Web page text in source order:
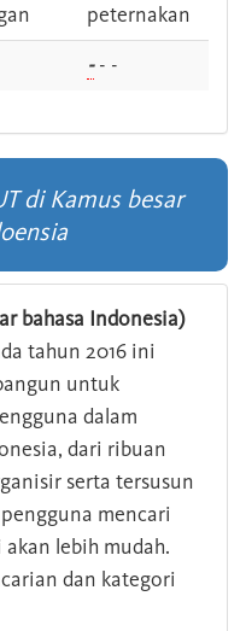
peternakan
-- -
di Kamus besar
bahasa Indonesia)
tahun 2016 ini
untuk
dalam
dari ribuan
serta tersusun
mencari
lebih mudah.
dan kategori